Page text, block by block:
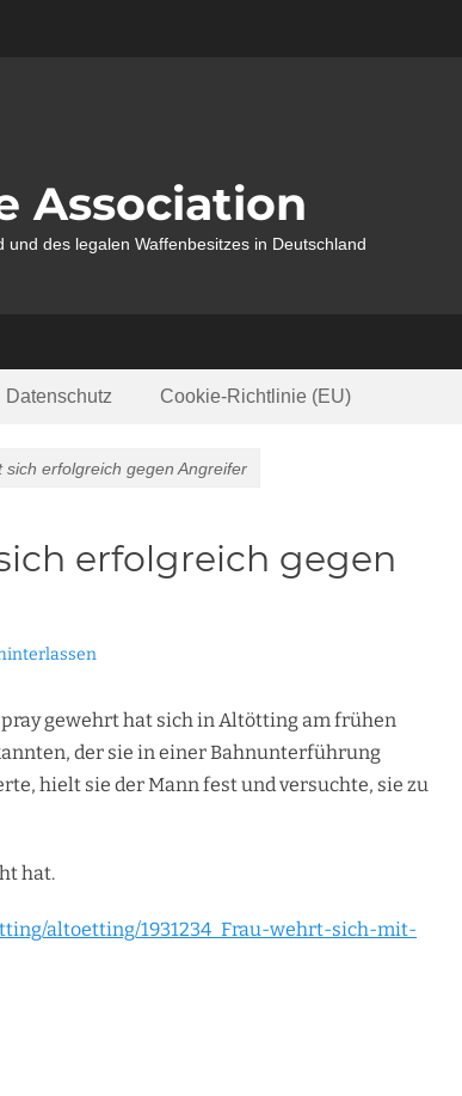
Association
des legalen Waffenbesitzes in Deutschland
Datenschutz Cookie-Richtlinie (EU)
erfolgreich gegen Angreifer
erfolgreich gegen
gewehrt hat sich in Altötting am frühen
der sie in einer Bahnunterführung
hielt sie der Mann fest und versuchte, sie zu
hat.
altoetting/1931234_Frau-wehrt-sich-mit-